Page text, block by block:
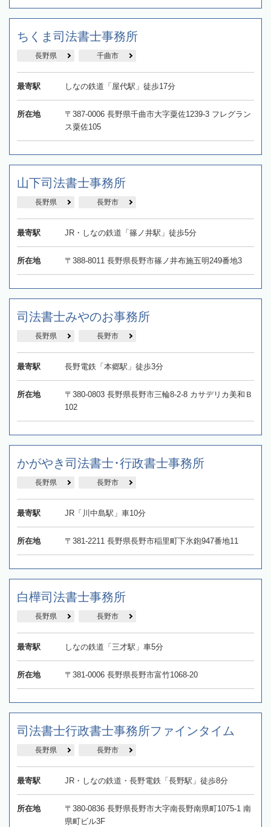
ちくま司法書士事務所
長野県 千曲市
最寄駅 しなの鉄道「屋代駅」徒歩17分
所在地
〒387-0006 長野県千曲市大字粟佐1239-3 フレグラン
ス粟佐105
山下司法書士事務所
長野県 長野市
最寄駅 JR・しなの鉄道「篠ノ井駅」徒歩5分
所在地 〒388-8011 長野県長野市篠ノ井布施五明249番地3
司法書士みやのお事務所
長野県 長野市
最寄駅 長野電鉄「本郷駅」徒歩3分
所在地
〒380-0803 長野県長野市三輪8-2-8 カサデリカ美和Ｂ
102
かがやき司法書士･行政書士事務所
長野県 長野市
最寄駅 JR「川中島駅」車10分
所在地 〒381-2211 長野県長野市稲里町下氷鉋947番地11
白樺司法書士事務所
長野県 長野市
最寄駅 しなの鉄道「三才駅」車5分
所在地 〒381-0006 長野県長野市富竹1068-20
司法書士行政書士事務所ファインタイム
長野県 長野市
最寄駅 JR・しなの鉄道・長野電鉄「長野駅」徒歩8分
所在地
〒380-0836 長野県長野市大字南長野南県町1075-1 南
県町ビル3F